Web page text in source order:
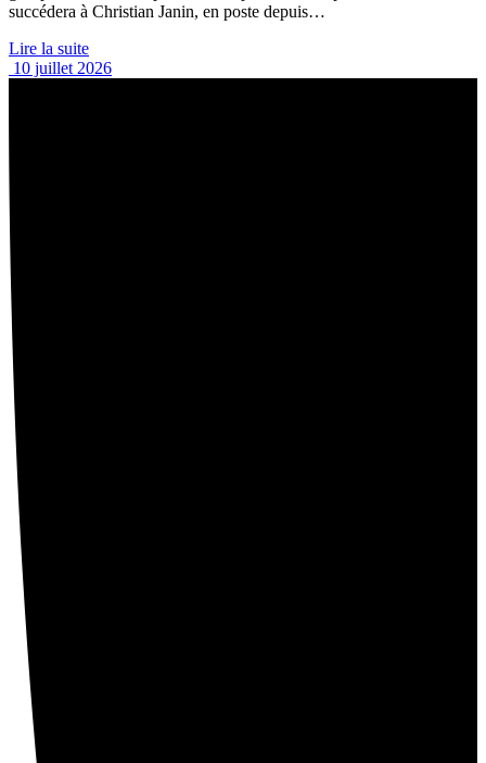
succédera à Christian Janin, en poste depuis…
Lire la suite
10 juillet 2026